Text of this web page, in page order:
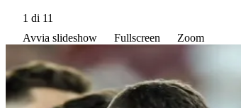
1 di 11
Avvia slideshow
Fullscreen Zoom